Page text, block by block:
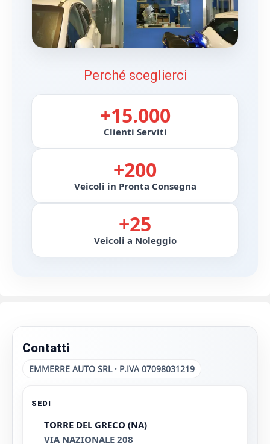
Perché sceglierci
+15.000
Clienti Serviti
+200
Veicoli in Pronta Consegna
+25
Veicoli a Noleggio
Contatti
EMMERRE AUTO SRL · P.IVA 07098031219
SEDI
TORRE DEL GRECO (NA)
VIA NAZIONALE 208